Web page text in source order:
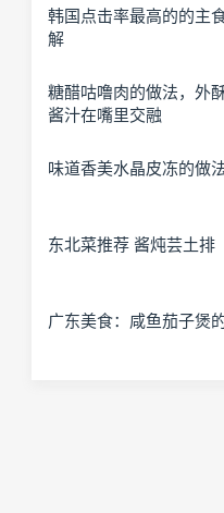
韩国点击率最高的的主
解
糖醋咕噜肉的做法，外
酱汁在嘴里交融
味道香美水晶皮冻的做
东北菜推荐 酱炖芸土排
广东美食：咸鱼茄子煲